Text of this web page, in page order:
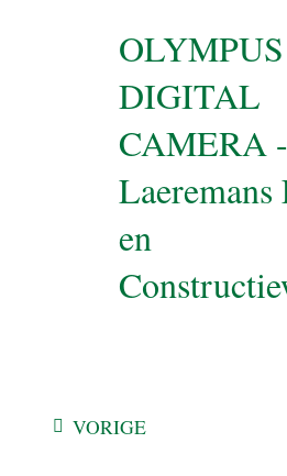
OLYMPUS
DIGITAL
CAMERA -
Laeremans
en
VORIGE